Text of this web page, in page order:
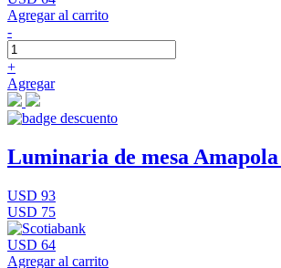
Agregar al carrito
-
+
Agregar
Luminaria de mesa
USD 93
USD 75
USD 64
Agregar al carrito